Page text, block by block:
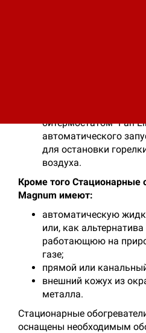
битермостатом "Fan-
автоматического
для остановки
воздуха.
Кроме того Стационарные
Magnum имеют:
автоматическую
или, как альтернатива
работающюю на
газе;
прямой или
внешний кожух из
металла.
Стационарные
оснащены необходимым